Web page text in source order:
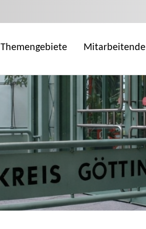
Themengebiete Mitarbeitende